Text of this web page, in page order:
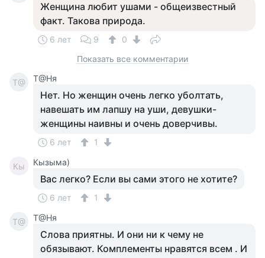
Женщина любит ушами - общеизвестный
факт. Такова природа.
6 лет 9
0
Показать все комментарии
Т@ Т@Ня
Нет. Но женщин очень легко уболтать,
навешать им лапшу на уши, девушки-
женщины наивны и очень доверчивы.
6 лет 1
Кы Кызыма)
Вас легко? Если вы сами этого не хотите?
6 лет 1
Т@ Т@Ня
Слова приятны. И они ни к чему не
обязывают. Комплементы нравятся всем . И